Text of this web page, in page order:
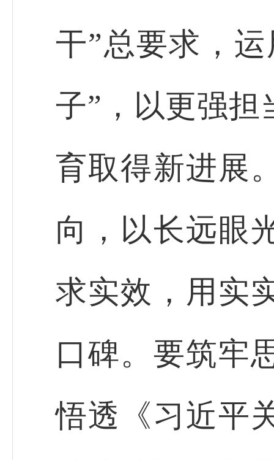
干”总要求，
子”，以更强
育取得新进展
向，以长远眼
求实效，用实
口碑。要筑牢
悟透《习近平